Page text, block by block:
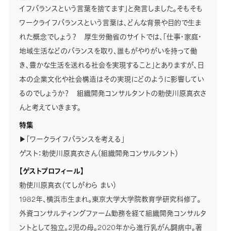
イフバランスという言葉を捨てます」と発言しました。そもそも
ワークライフバランスという言葉は、どんな背景や目的で生ま
れた概念でしょう？ 厚生労働省のサイトでは、「仕事・家庭・
地域生活などのバランスを取り、誰もがやりがいを持って働
き、豊かな生活を送れる社会を実現すること」とありますが、日
本の企業文化や社会構造はその実現にどのように影響してい
るのでしょうか？ 組織開発コンサルタントの勅使川原真衣さ
んと考えていきます。
特集
▶「ワークライフバランスを考える」
ゲスト：勅使川原真衣さん（組織開発コンサルタント）
【ゲストプロフィール】
勅使川原真衣（てしがわら まい）
1982年、横浜市生まれ。東京大学大学院教育学研究科修了。
外資コンサルティングファーム勤務を経て組織開発コンサルタ
ントとして独立。2児の母。2020年から進行乳がん闘病中。著